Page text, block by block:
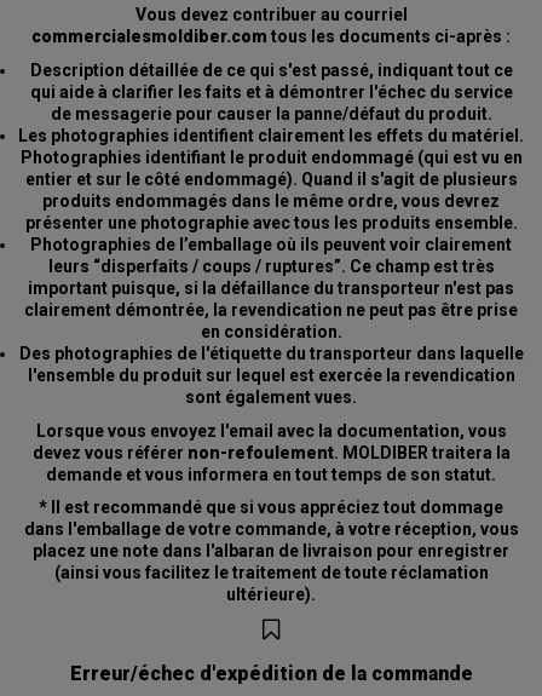
Vous devez contribuer au courriel
commercialesmoldiber.com tous les documents ci-après :
Description détaillée de ce qui s'est passé, indiquant tout ce
qui aide à clarifier les faits et à démontrer l'échec du service
de messagerie pour causer la panne/défaut du produit.
Les photographies identifient clairement les effets du matériel.
Photographies identifiant le produit endommagé (qui est vu en
entier et sur le côté endommagé). Quand il s'agit de plusieurs
produits endommagés dans le même ordre, vous devrez
présenter une photographie avec tous les produits ensemble.
Photographies de l’emballage où ils peuvent voir clairement
leurs “disperfaits / coups / ruptures”. Ce champ est très
important puisque, si la défaillance du transporteur n'est pas
clairement démontrée, la revendication ne peut pas être prise
en considération.
Des photographies de l'étiquette du transporteur dans laquelle
l'ensemble du produit sur lequel est exercée la revendication
sont également vues.
Lorsque vous envoyez l'email avec la documentation, vous
devez vous référer non-refoulement. MOLDIBER traitera la
demande et vous informera en tout temps de son statut.
* Il est recommandé que si vous appréciez tout dommage
dans l'emballage de votre commande, à votre réception, vous
placez une note dans l'albaran de livraison pour enregistrer
(ainsi vous facilitez le traitement de toute réclamation
ultérieure).
Erreur/échec d'expédition de la commande